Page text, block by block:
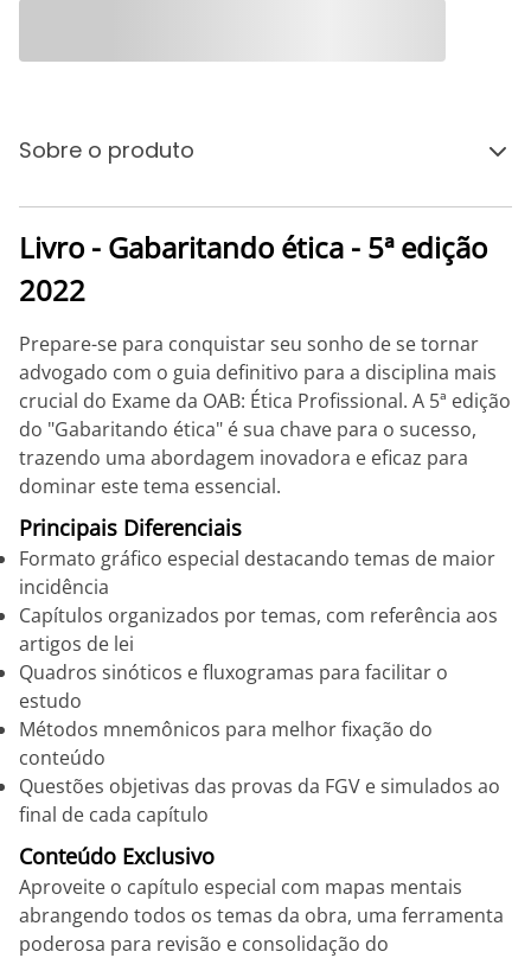
Sobre o produto
Livro - Gabaritando ética - 5ª edição
2022
Prepare-se para conquistar seu sonho de se tornar
advogado com o guia definitivo para a disciplina mais
crucial do Exame da OAB: Ética Profissional. A 5ª edição
do "Gabaritando ética" é sua chave para o sucesso,
trazendo uma abordagem inovadora e eficaz para
dominar este tema essencial.
Principais Diferenciais
Formato gráfico especial destacando temas de maior
incidência
Capítulos organizados por temas, com referência aos
artigos de lei
Quadros sinóticos e fluxogramas para facilitar o
estudo
Métodos mnemônicos para melhor fixação do
conteúdo
Questões objetivas das provas da FGV e simulados ao
final de cada capítulo
Conteúdo Exclusivo
Aproveite o capítulo especial com mapas mentais
abrangendo todos os temas da obra, uma ferramenta
poderosa para revisão e consolidação do